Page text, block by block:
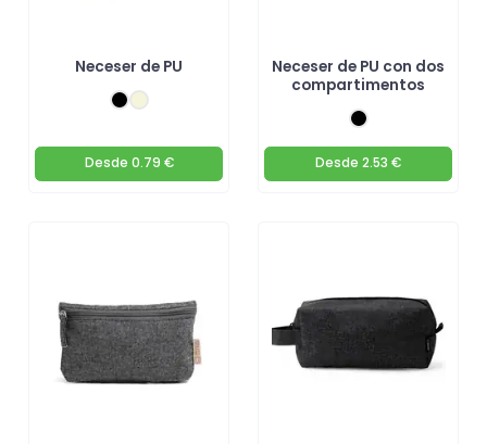
Neceser de PU
Desde 0.79 €
Neceser de PU con dos
compartimentos
Desde 2.53 €